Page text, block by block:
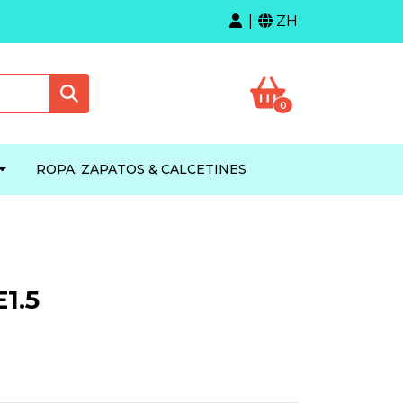
ZH
0
ROPA, ZAPATOS & CALCETINES